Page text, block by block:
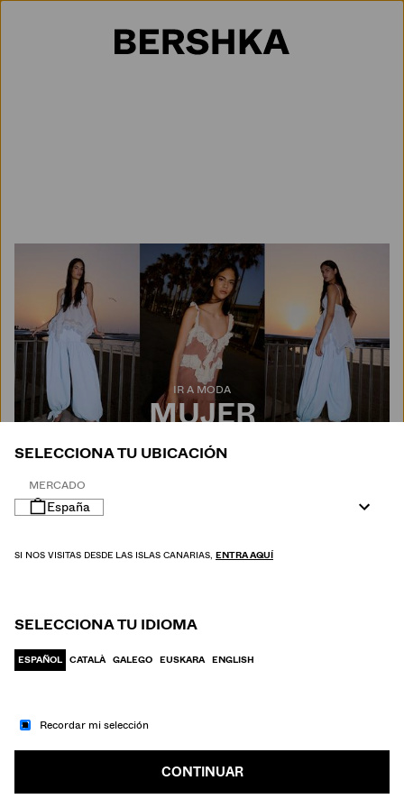
Selección de país
IR A MODA
MUJER
HOMBRE
SELECCIONA TU UBICACIÓN
MERCADO
España
SI NOS VISITAS DESDE LAS ISLAS CANARIAS, ENTRA AQUÍ
SELECCIONA TU IDIOMA
ESPAÑOL CATALÀ GALEGO EUSKARA ENGLISH
Recordar mi selección
CONTINUAR